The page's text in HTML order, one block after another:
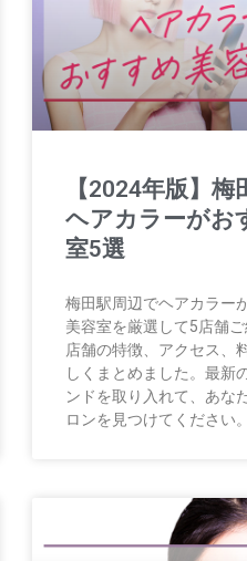
【2024年版】梅
ヘアカラーがお
室5選
梅田駅周辺でヘアカラー
美容室を厳選して5店舗
店舗の特徴、アクセス、
しくまとめました。最新
ンドを取り入れて、あな
ロンを見つけてください。